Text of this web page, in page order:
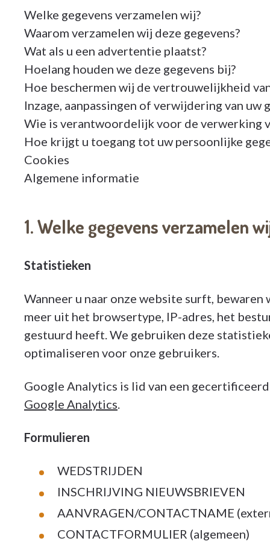
Welke gegevens verzamelen wij?
Waarom verzamelen wij deze gegevens?
Wat als u een advertentie plaatst?
Hoelang houden we deze gegevens bij?
Hoe beschermen wij de vertrouwelijkheid
Inzage, aanpassingen of verwijdering van uw
Wie is verantwoordelijk voor de verwerking
Hoe krijgt u toegang tot uw persoonlijke
Cookies
Algemene informatie
1. Welke gegevens verzamelen
Statistieken
Wanneer u naar onze website surft,
meer uit het browsertype, IP-adres, het
gestuurd heeft. We gebruiken deze
optimaliseren voor onze gebruikers.
Google Analytics is lid van een
Google Analytics
Formulieren
WEDSTRIJDEN
INSCHRIJVING NIEUWSBRIEVEN
AANVRAGEN/CONTACTNAME
CONTACTFORMULIER (algemeen)